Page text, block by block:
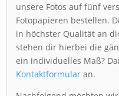
unsere Fotos auf fünf
Fotopapieren bestellen.
in höchster Qualität an
stehen dir hierbei die
ein individuelles Maß?
Kontaktformular an.